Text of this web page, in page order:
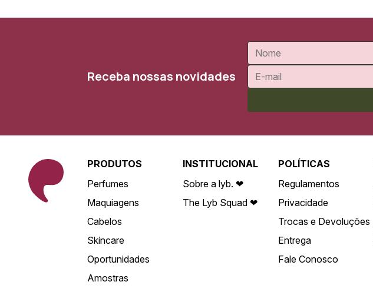
Receba nossas novidades
PRODUTOS
Perfumes
Maquiagens
Cabelos
Skincare
Oportunidades
Amostras
INSTITUCIONAL
Sobre a lyb. ❤
The Lyb Squad ❤
POLÍTICAS
Regulamentos
Privacidade
Trocas e Devoluções
Entrega
Fale Conosco